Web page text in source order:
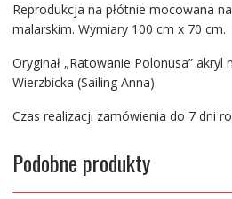
Reprodukcja na płótnie mocowana
malarskim. Wymiary 100 cm x 70 cm.
Oryginał „Ratowanie Polonusa” akryl
Wierzbicka (Sailing Anna).
Czas realizacji zamówienia do 7 dni
Podobne produkty